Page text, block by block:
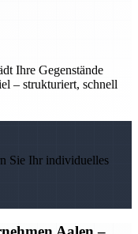
Ihre Gegenstände
– strukturiert, schnell
Sie Ihr individuelles